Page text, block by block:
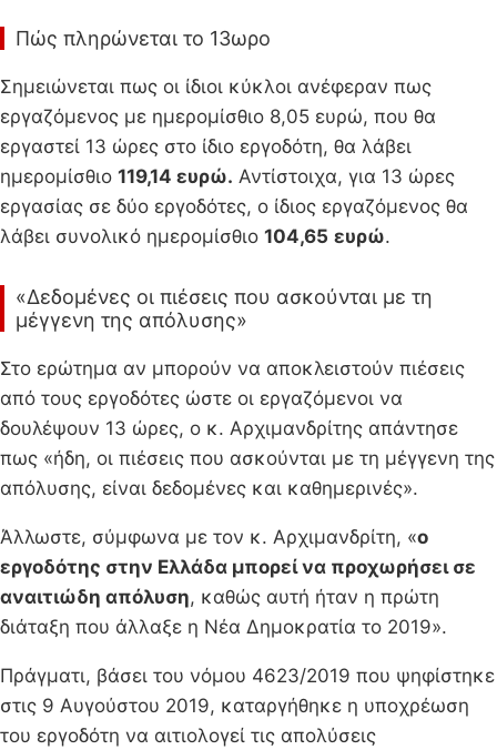
Πώς πληρώνεται το 13ωρο
Σημειώνεται πως οι ίδιοι κύκλοι ανέφεραν πως
εργαζόμενος με ημερομίσθιο 8,05 ευρώ, που θα
εργαστεί 13 ώρες στο ίδιο εργοδότη, θα λάβει
ημερομίσθιο 119,14 ευρώ. Αντίστοιχα, για 13 ώρες
εργασίας σε δύο εργοδότες, ο ίδιος εργαζόμενος θα
λάβει συνολικό ημερομίσθιο 104,65 ευρώ.
«Δεδομένες οι πιέσεις που ασκούνται με τη
μέγγενη της απόλυσης»
Στο ερώτημα αν μπορούν να αποκλειστούν πιέσεις
από τους εργοδότες ώστε οι εργαζόμενοι να
δουλέψουν 13 ώρες, ο κ. Αρχιμανδρίτης απάντησε
πως «ήδη, οι πιέσεις που ασκούνται με τη μέγγενη της
απόλυσης, είναι δεδομένες και καθημερινές».
Άλλωστε, σύμφωνα με τον κ. Αρχιμανδρίτη, «ο
εργοδότης στην Ελλάδα μπορεί να προχωρήσει σε
αναιτιώδη απόλυση, καθώς αυτή ήταν η πρώτη
διάταξη που άλλαξε η Νέα Δημοκρατία το 2019».
Πράγματι, βάσει του νόμου 4623/2019 που ψηφίστηκε
στις 9 Αυγούστου 2019, καταργήθηκε η υποχρέωση
του εργοδότη να αιτιολογεί τις απολύσεις